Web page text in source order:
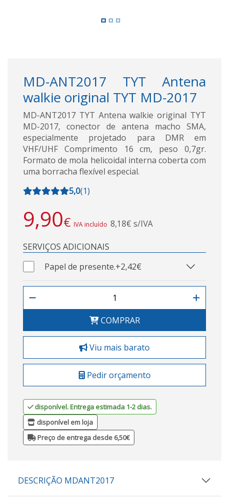
MD-ANT2017 TYT Antena
walkie original TYT MD-2017
MD-ANT2017 TYT Antena walkie original TYT
MD-2017, conector de antena macho SMA,
especialmente projetado para DMR em
VHF/UHF Comprimento 16 cm, peso 0,7gr.
Formato de mola helicoidal interna coberta com
uma borracha flexível especial.
5,0(1)
9,90€ IVA incluído 8,18€ s/IVA
SERVIÇOS ADICIONAIS
Papel de presente.+2,42€
COMPRAR
Viu mais barato
Pedir orçamento
disponível. Entrega estimada 1-2 dias.
disponível em loja
Preço de entrega desde 6,50€
DESCRIÇÃO MDANT2017